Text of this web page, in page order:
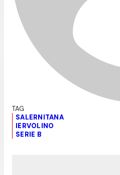
SALERNITANA
IERVOLINO
SERIE B